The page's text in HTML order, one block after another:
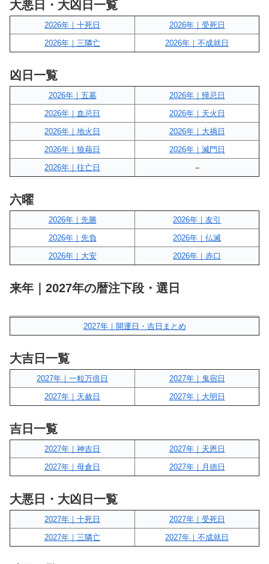
大悪日・大凶日一覧
2026年｜十死日
2026年｜受死日
2026年｜三隣亡
2026年｜不成就日
凶日一覧
2026年｜五墓
2026年｜帰忌日
2026年｜血忌日
2026年｜天火日
2026年｜地火日
2026年｜大禍日
2026年｜狼藉日
2026年｜滅門日
2026年｜往亡日
–
六曜
2026年｜先勝
2026年｜友引
2026年｜先負
2026年｜仏滅
2026年｜大安
2026年｜赤口
来年｜2027年の暦注下段・選日
2027年｜開運日・吉日まとめ
大吉日一覧
2027年｜一粒万倍日
2027年｜鬼宿日
2027年｜天赦日
2027年｜大明日
吉日一覧
2027年｜神吉日
2027年｜天恩日
2027年｜母倉日
2027年｜月徳日
大悪日・大凶日一覧
2027年｜十死日
2027年｜受死日
2027年｜三隣亡
2027年｜不成就日